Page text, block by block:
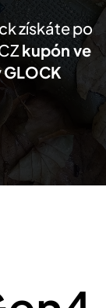
získáte po
kupón ve
GLOCK